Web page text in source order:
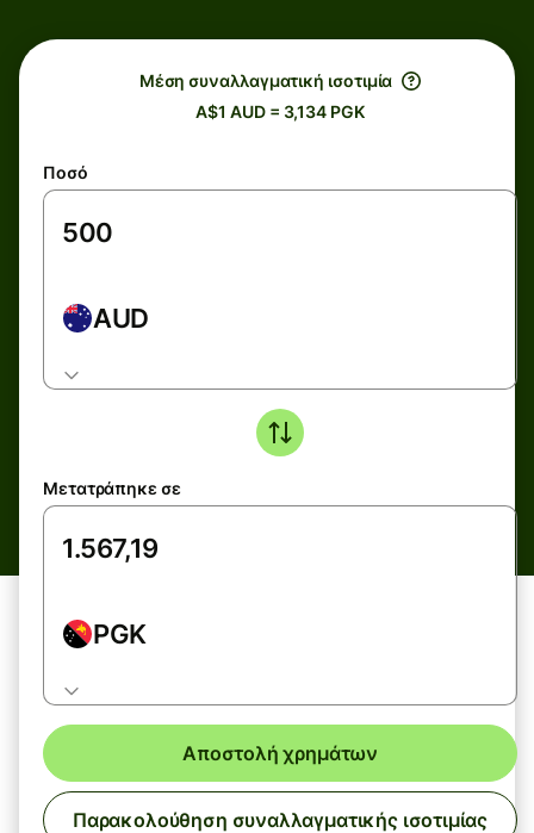
Μέση συναλλαγματική ισοτιμία
A$1 AUD = 3,134 PGK
Ποσό
AUD
Μετατράπηκε σε
PGK
Αποστολή χρημάτων
Παρακολούθηση συναλλαγματικής ισοτιμίας